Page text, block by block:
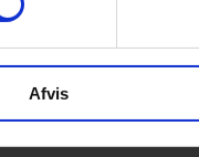
Afvis